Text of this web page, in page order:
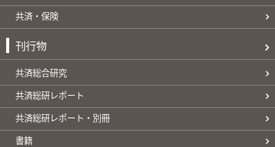
共済・保険
刊行物
共済総合研究
共済総研レポート
共済総研レポート・別冊
書籍